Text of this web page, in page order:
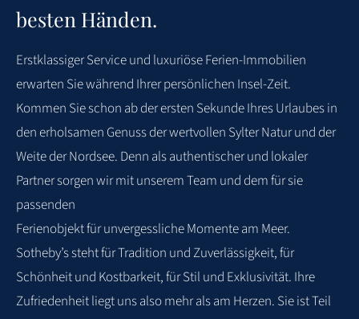
haben jede Minute genossen. Ein Ort zum Wohlfühlen,
5 M. DECKER VERREIST IM MAI 2026
WEITERE BEWERTUNGEN
besten Händen.
ErstklassigerServiceund luxuriöseFerien-Immobilien
erwarten Siewährend Ihrerpersönlichen Insel-Zeit.
Kommen Sie schon ab der ersten Sekunde Ihres Urlaubes in
den erholsamen Genuss der wertvollen Sylter Natur und der
Weite der Nordsee. Denn alsauthentischer und lokaler
Partner sorgen wir mit unserem Team und dem für sie
passenden
Ferienobjekt für unvergessliche Momente am Meer.
Sotheby’s steht für Tradition und Zuverlässigkeit, für
Schönheit und Kostbarkeit, für Stil und Exklusivität. Ihre
Zufriedenheitliegt uns also mehr als am Herzen. Sie ist Teil